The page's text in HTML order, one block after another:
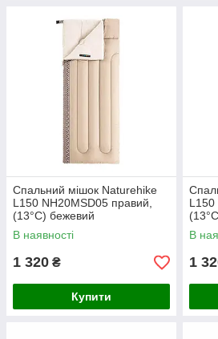
Спальний мішок Naturehike
L150 NH20MSD05 правий,
(13°C) бежевий
В наявності
1 320 ₴
Купити
L150
В
1